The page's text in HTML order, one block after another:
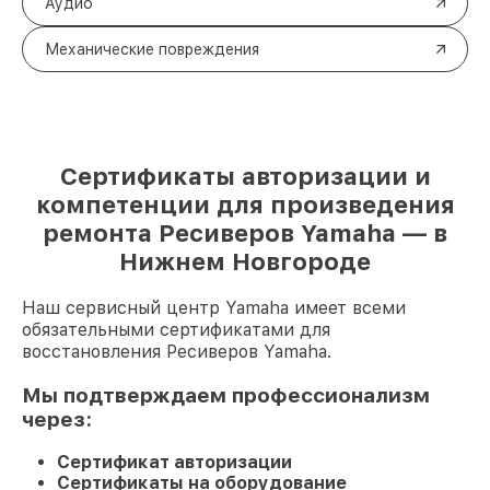
Механические повреждения
Сертификаты авторизации и
компетенции для произведения
ремонта Ресиверов Yamaha — в
Нижнем Новгороде
Наш сервисный центр Yamaha имеет всеми
обязательными сертификатами для
восстановления Ресиверов Yamaha.
Мы подтверждаем профессионализм
через:
Сертификат авторизации
Сертификаты на оборудование